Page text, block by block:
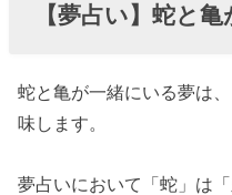
【夢占い】蛇と
蛇と亀が一緒にいる夢は
味します。
夢占いにおいて「蛇」は